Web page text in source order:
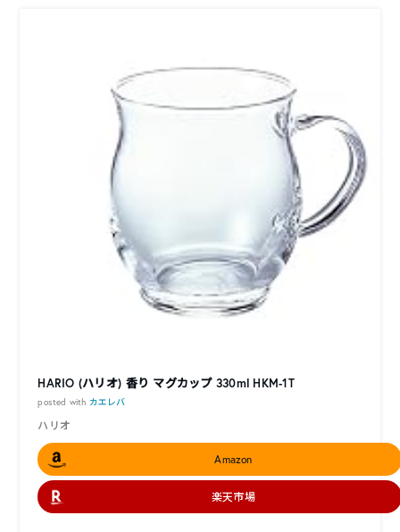
HARIO (ハリオ) 香り マグカップ 330ml HKM-1T
posted with カエレバ
ハリオ
Amazon
楽天市場